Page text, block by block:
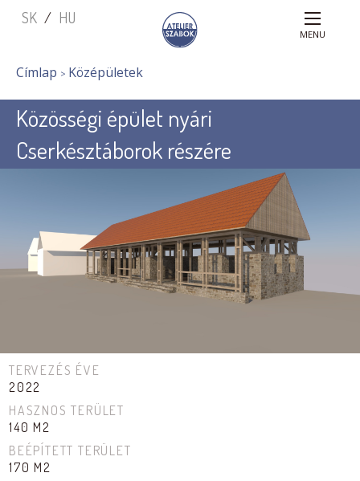
Ugrás
Főmenü
SK HU
MENU
You
here
Címlap Középületek
Közösségi épület nyári
Cserkésztáborok részére
TERVEZÉS ÉVE
2022
HASZNOS TERÜLET
140 M2
BEÉPÍTETT TERÜLET
170 M2